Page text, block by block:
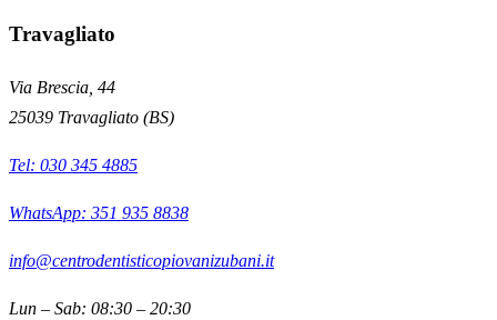
Travagliato
Via Brescia, 44
25039 Travagliato (BS)
Tel: 030 345 4885
WhatsApp: 351 935 8838
info@centrodentisticopiovanizubani.it
Lun – Sab: 08:30 – 20:30